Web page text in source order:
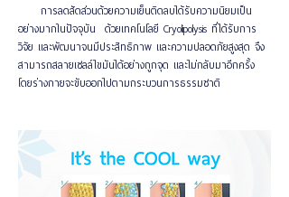
การลดสัดส่วนด้วยความเย็นติดลบได้รับความนิยมเป็น
อย่างมากในปัจจุบัน ด้วยเทคโนโลยี Cryolipolysis ที่ได้รับการ
วิจัย และพัฒนาจนมีประสิทธิภาพ และความปลอดภัยสูงสุด จึง
สามารถสลายเซลล์ไขมันได้อย่างถูกจุด และไม่กลับมาอีกครั้ง
โดยร่างกายจะขับออกไปตามกระบวนการธรรมชาติ